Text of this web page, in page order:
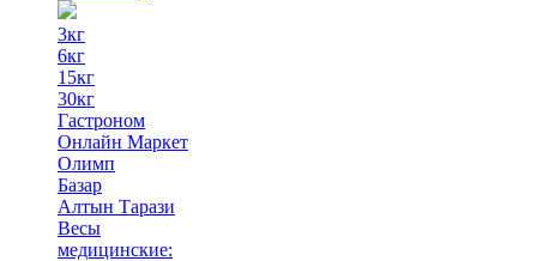
3кг
6кг
15кг
30кг
Гастроном
Онлайн Маркет
Олимп
Базар
Алтын Тарази
Весы
медицинские: